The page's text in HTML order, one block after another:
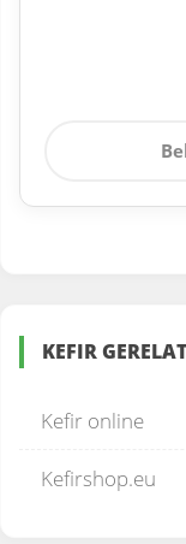
KEFIR
Kefir online
Kefirshop.eu